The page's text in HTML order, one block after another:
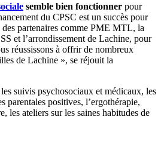
semble bien fonctionner pour
du CPSC est un succès pour
partenaires comme PME MTL, la
et l’arrondissement de Lachine, pour
réussissons à offrir de nombreux
de Lachine », se réjouit la
suivis psychosociaux et médicaux, les
parentales positives, l’ergothérapie,
les ateliers sur les saines habitudes de